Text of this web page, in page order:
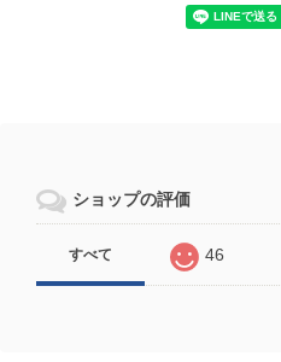
ショップの評価
すべて 46